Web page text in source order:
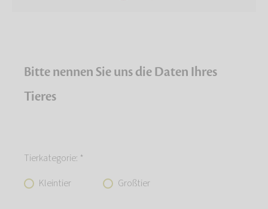
Bitte nennen Sie uns die Daten Ihres
Tieres
Tierkategorie: *
Kleintier
Großtier